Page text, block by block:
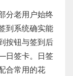
分老用户始终
到系统确实能
按钮与签到后
日签卡。日签
合常用的花